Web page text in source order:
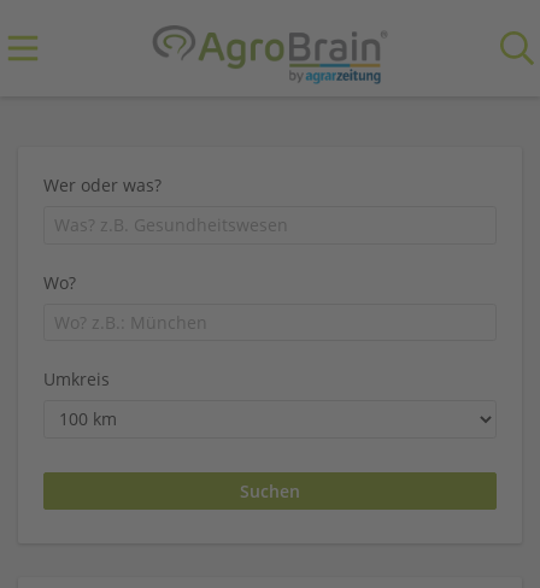
Wer oder was?
Wo?
Umkreis